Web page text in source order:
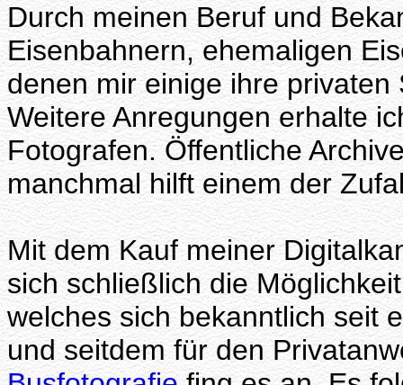
Durch meinen Beruf und
Eisenbahnern, ehemaligen
denen mir einige ihre
Weitere Anregungen erhalte
Fotografen. Öffentliche
manchmal hilft einem der
Mit dem Kauf meiner
sich schließlich die
welches sich bekanntlich seit
und seitdem für den